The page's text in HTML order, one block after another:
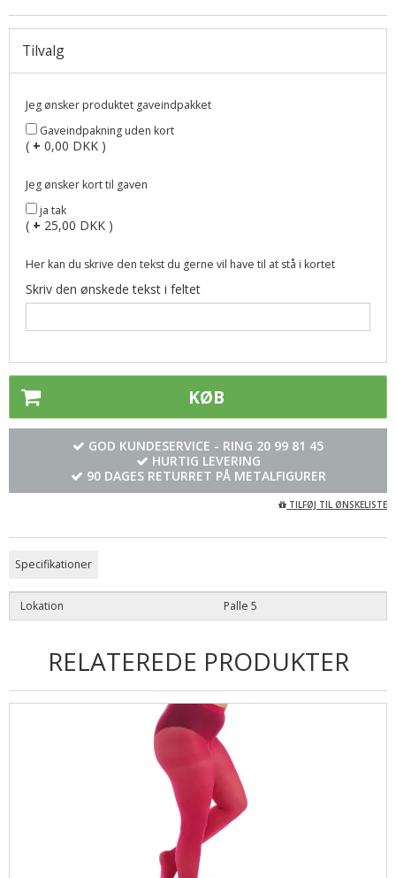
Tilvalg
Jeg ønsker produktet gaveindpakket
Gaveindpakning uden kort
( + 0,00 DKK )
Jeg ønsker kort til gaven
ja tak
( + 25,00 DKK )
Her kan du skrive den tekst du gerne vil have til at stå i kortet
Skriv den ønskede tekst i feltet
KØB
GOD KUNDESERVICE - RING 20 99 81 45
HURTIG LEVERING
90 DAGES RETURRET PÅ METALFIGURER
TILFØJ TIL ØNSKELISTE
Specifikationer
Lokation Palle 5
RELATEREDE PRODUKTER